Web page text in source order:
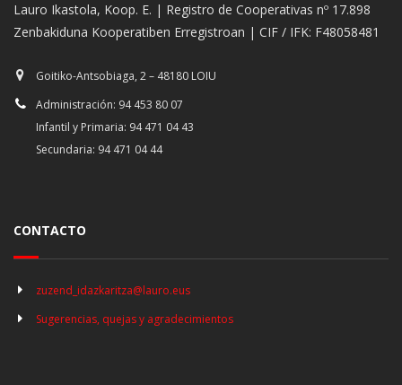
Lauro Ikastola, Koop. E. | Registro de Cooperativas nº 17.898
Zenbakiduna Kooperatiben Erregistroan | CIF / IFK: F48058481
Goitiko-Antsobiaga, 2 – 48180 LOIU
Administración: 94 453 80 07
Infantil y Primaria: 94 471 04 43
Secundaria: 94 471 04 44
CONTACTO
zuzend_idazkaritza@lauro.eus
Sugerencias, quejas y agradecimientos